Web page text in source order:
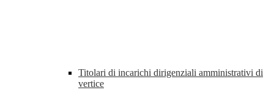
Titolari di incarichi dirigenziali amministrativi di
vertice